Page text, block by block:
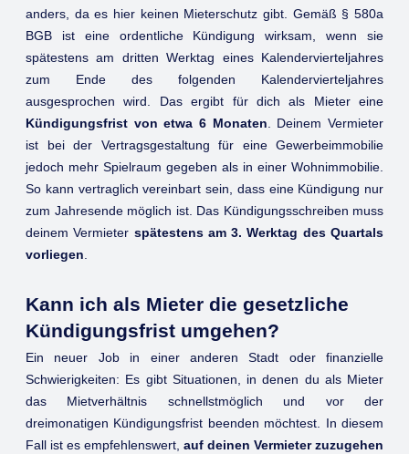
anders, da es hier keinen Mieterschutz gibt. Gemäß § 580a
BGB ist eine ordentliche Kündigung wirksam, wenn sie
spätestens am dritten Werktag eines Kalendervierteljahres
zum Ende des folgenden Kalendervierteljahres
ausgesprochen wird. Das ergibt für dich als Mieter eine
Kündigungsfrist von etwa 6 Monaten . Deinem Vermieter
ist bei der Vertragsgestaltung für eine Gewerbeimmobilie
jedoch mehr Spielraum gegeben als in einer Wohnimmobilie.
So kann vertraglich vereinbart sein, dass eine Kündigung nur
zum Jahresende möglich ist. Das Kündigungsschreiben muss
deinem Vermieter spätestens am 3. Werktag des Quartals
vorliegen
Kann ich als Mieter die gesetzliche
Kündigungsfrist umgehen?
Ein neuer Job in einer anderen Stadt oder finanzielle
Schwierigkeiten: Es gibt Situationen, in denen du als Mieter
das Mietverhältnis schnellstmöglich und vor der
dreimonatigen Kündigungsfrist beenden möchtest. In diesem
Fall ist es empfehlenswert, auf deinen Vermieter zuzugehen